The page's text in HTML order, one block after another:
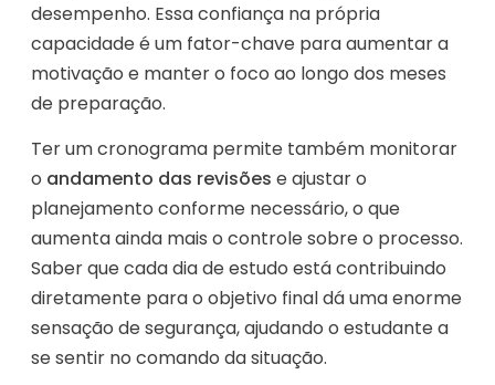
desempenho. Essa confiança na própria
capacidade é um fator-chave para aumentar a
motivação e manter o foco ao longo dos meses
de preparação.
Ter um cronograma permite também monitorar
o andamento das revisões e ajustar o
planejamento conforme necessário, o que
aumenta ainda mais o controle sobre o processo.
Saber que cada dia de estudo está contribuindo
diretamente para o objetivo final dá uma enorme
sensação de segurança, ajudando o estudante a
se sentir no comando da situação.